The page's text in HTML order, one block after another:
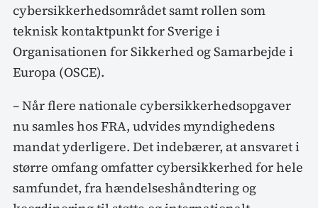
cybersikkerhedsområdet samt rollen som
teknisk kontaktpunkt for Sverige i
Organisationen for Sikkerhed og Samarbejde i
Europa (OSCE).
– Når flere nationale cybersikkerhedsopgaver
nu samles hos FRA, udvides myndighedens
mandat yderligere. Det indebærer, at ansvaret i
større omfang omfatter cybersikkerhed for hele
samfundet, fra hændelseshåndtering og